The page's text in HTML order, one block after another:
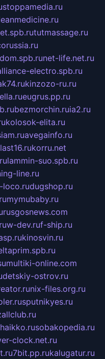
stoppamedia.ru
tutmassage.ru
net-life.net.ru
electro.spb.ru
kinzozo-ru.ru
eugrus.pp.ru
bezmorchin.ruia2.ru
kolosok-elita.ru
avegainfo.ru
korru.net
lammin-suo.spb.ru
line.ru
loco.rudugshop.ru
mymubaby.ru
rusgosnews.com
w-dev.ruf-ship.ru
kinosvin.ru
multiki-online.com
detskiy-ostrov.ru
nix-files.org.ru
sputnikyes.ru
haikko.rusobakopedia.ru
clock.net.ru
7bit.pp.rukalugatur.ru